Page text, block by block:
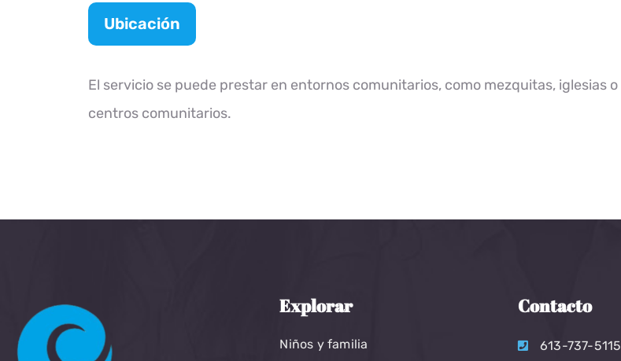
Ubicación
El servicio se puede prestar en entornos comunitarios, como mezquitas, iglesias o
centros comunitarios.
Explorar
Niños y familia
Contacto
613-737-5115